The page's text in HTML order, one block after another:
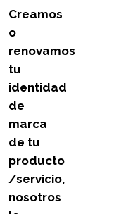
Creamos
o
renovamos
tu
identidad
de
marca
de tu
producto
/servicio,
nosotros